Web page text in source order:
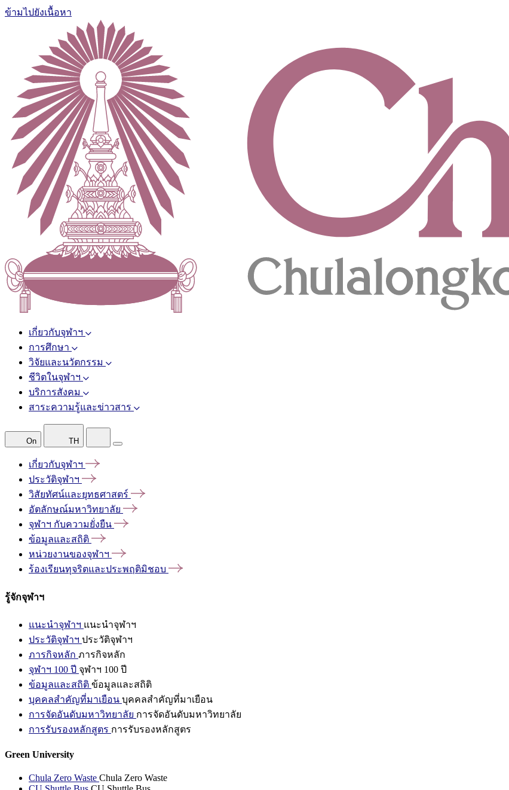
ข้ามไปยังเนื้อหา
เกี่ยวกับจุฬาฯ
การศึกษา
วิจัยและนวัตกรรม
ชีวิตในจุฬาฯ
บริการสังคม
สาระความรู้และข่าวสาร
On TH
เกี่ยวกับจุฬาฯ
ประวัติจุฬาฯ
วิสัยทัศน์และยุทธศาสตร์
อัตลักษณ์มหาวิทยาลัย
จุฬาฯ กับความยั่งยืน
ข้อมูลและสถิติ
หน่วยงานของจุฬาฯ
ร้องเรียนทุจริตและประพฤติมิชอบ
รู้จักจุฬาฯ
แนะนำจุฬาฯ แนะนำจุฬาฯ
ประวัติจุฬาฯ ประวัติจุฬาฯ
ภารกิจหลัก ภารกิจหลัก
จุฬาฯ 100 ปี จุฬาฯ 100 ปี
ข้อมูลและสถิติ ข้อมูลและสถิติ
บุคคลสำคัญที่มาเยือน บุคคลสำคัญที่มาเยือน
การจัดอันดับมหาวิทยาลัย การจัดอันดับมหาวิทยาลัย
การรับรองหลักสูตร การรับรองหลักสูตร
Green University
Chula Zero Waste Chula Zero Waste